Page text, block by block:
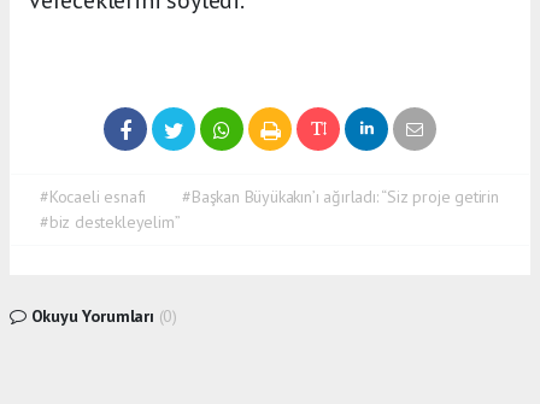
#Kocaeli esnafı
#Başkan Büyükakın’ı ağırladı: “Siz proje getirin
#biz destekleyelim”
Okuyu Yorumları (0)